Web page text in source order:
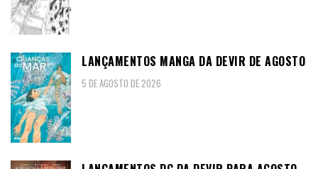
LANÇAMENTOS MANGA DA DEVIR DE AGOSTO
5 DE AGOSTO DE 2026